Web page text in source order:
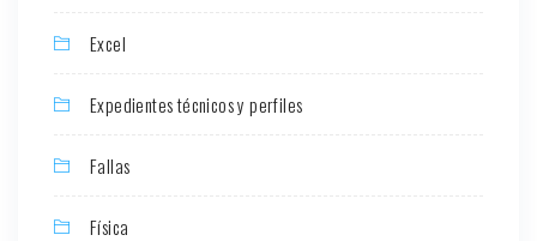
Excel
Expedientes técnicos y perfiles
Fallas
Física